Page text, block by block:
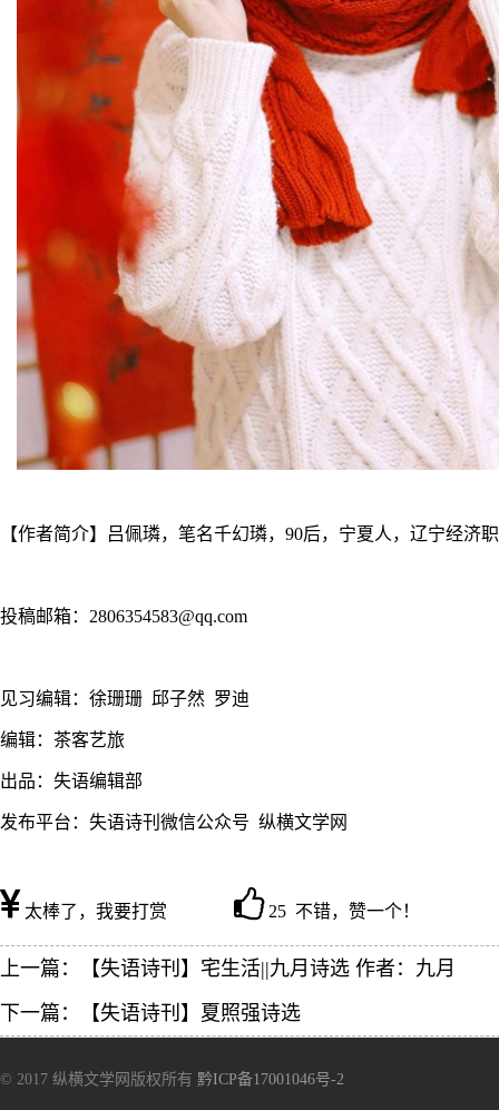
【作者简介】吕佩璘，笔名千幻璘，90后，宁夏人，辽宁经济
投稿邮箱：2806354583@qq.com
见习编辑：徐珊珊 邱子然 罗迪
编辑：茶客艺旅
出品：失语编辑部
发布平台：失语诗刊微信公众号 纵横文学网
太棒了，我要打赏 25 不错，赞一个！
上一篇：
【失语诗刊】宅生活||九月诗选 作者：九月
下一篇：
【失语诗刊】夏照强诗选
© 2017 纵横文学网版权所有 黔ICP备17001046号-2